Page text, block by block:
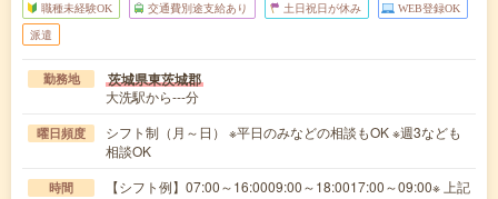
職種未経験OK 交通費別途支給あり 土日祝日が休み WEB登録OK
派遣
勤務地 茨城県東茨城郡
大洗駅から---分
曜日頻度
シフト制（月～日） ※平日のみなどの相談もOK ※週3なども
相談OK
時間
【シフト例】07:00～16:0009:00～18:0017:00～09:00※ 上記